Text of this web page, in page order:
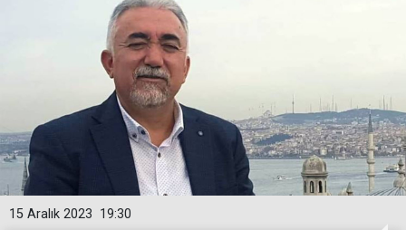
19:30
15 Aralık 2023